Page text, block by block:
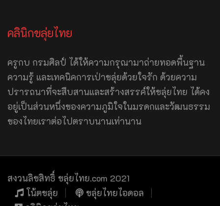
คลินิกขลุ่ยไทย
ครูกบ กรมศิลป์ ได้ให้ความกรุณามาถ่ายทอดพื้นฐาน
ความรู้ และเทคนิคการเป่าขลุ่ยด้วยใจรัก ด้วยความ
ปรารถนาที่จะสืบสานและสร้างสรรค์ให้ขลุ่ยไทย ได้คง
อยู่เป็นส่วนหนึ่งของความภูมิใจในมรดกและวัฒนธรรม
ของไทยเราต่อไปตราบนานเท่านาน
สงวนลิขสิทธิ์ ขลุ่ยไทย.com 2021
โน้ตขลุ่ย
ขลุ่ยไทยไอดอล